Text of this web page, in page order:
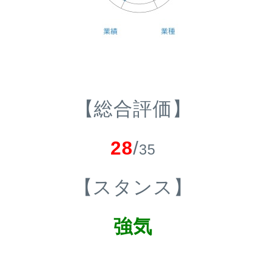
【総合評価】
28/35
【スタンス】
強気